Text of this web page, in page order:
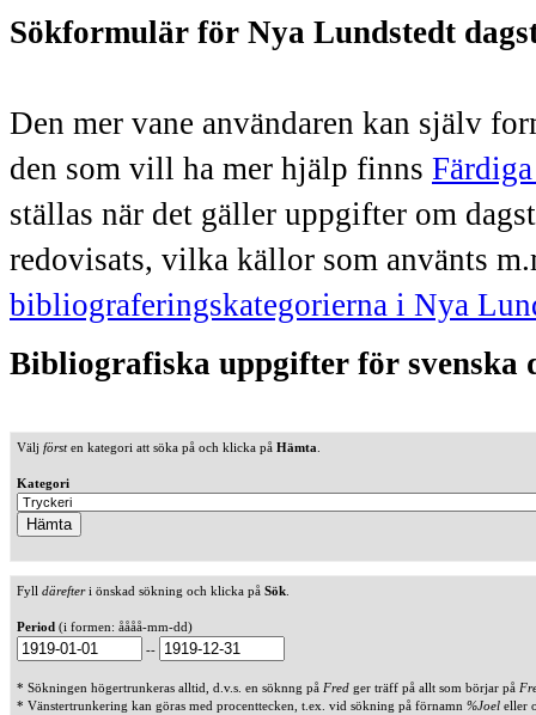
Sökformulär för Nya Lundstedt
Den mer vane användaren kan själv
den som vill ha mer hjälp finns
ställas när det gäller uppgifter om
redovisats, vilka källor som använts
bibliograferingskategorierna i Nya
Bibliografiska uppgifter för svenska
Välj försten kategori att söka på och klicka på Hämta
Kategori
Fyll därefteri önskad sökning och klicka på Sök
Period (i formen: åååå-mm-dd)
--
* Sökningen högertrunkeras alltid, d.v.s. en söknng på Fred ger träff på allt som börjar på
* Vänstertrunkering kan göras med procenttecken, t.ex. vid sökning på förnamn %Joel eller